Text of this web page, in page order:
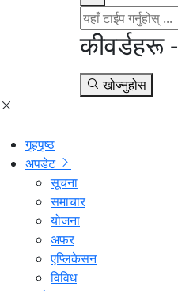
कीवर्डहरू -
खोज्नुहोस
गृहपृष्ठ
अपडेट
सूचना
समाचार
योजना
अफर
एप्लिकेसन
विविध